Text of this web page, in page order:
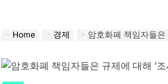
Home 경제 암호화폐 책임자들은